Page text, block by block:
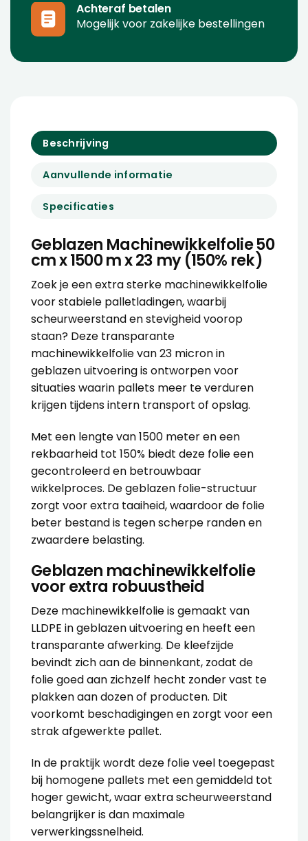
Achteraf betalen
Mogelijk voor zakelijke bestellingen
Beschrijving
Aanvullende informatie
Specificaties
Geblazen Machinewikkelfolie 50
cm x 1500 m x 23 my (150% rek)
Zoek je een extra sterke machinewikkelfolie
voor stabiele palletladingen, waarbij
scheurweerstand en stevigheid voorop
staan? Deze transparante
machinewikkelfolie van 23 micron in
geblazen uitvoering is ontworpen voor
situaties waarin pallets meer te verduren
krijgen tijdens intern transport of opslag.
Met een lengte van 1500 meter en een
rekbaarheid tot 150% biedt deze folie een
gecontroleerd en betrouwbaar
wikkelproces. De geblazen folie-structuur
zorgt voor extra taaiheid, waardoor de folie
beter bestand is tegen scherpe randen en
zwaardere belasting.
Geblazen machinewikkelfolie
voor extra robuustheid
Deze machinewikkelfolie is gemaakt van
LLDPE in geblazen uitvoering en heeft een
transparante afwerking. De kleefzijde
bevindt zich aan de binnenkant, zodat de
folie goed aan zichzelf hecht zonder vast te
plakken aan dozen of producten. Dit
voorkomt beschadigingen en zorgt voor een
strak afgewerkte pallet.
In de praktijk wordt deze folie veel toegepast
bij homogene pallets met een gemiddeld tot
hoger gewicht, waar extra scheurweerstand
belangrijker is dan maximale
verwerkingssnelheid.